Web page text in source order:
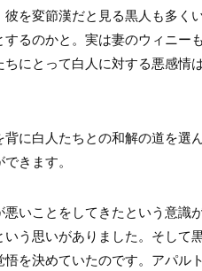
を変節漢だと見る黒人も多く
るのかと。実は妻のウィニー
にとって白人に対する悪感情
に白人たちとの和解の道を選
きます。
いことをしてきたという意識
う思いがありました。そして
を決めていたのです。アパル